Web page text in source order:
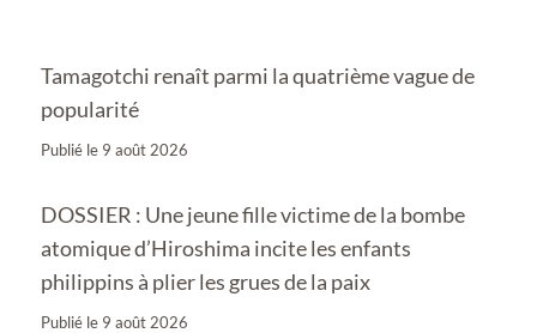
Tamagotchi renaît parmi la quatrième vague de
popularité
Publié le 9 août 2026
DOSSIER : Une jeune fille victime de la bombe
atomique d’Hiroshima incite les enfants
philippins à plier les grues de la paix
Publié le 9 août 2026